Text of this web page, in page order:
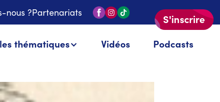
nous ?Partenariats
thématiques Vidéos Podcasts
S'inscrire